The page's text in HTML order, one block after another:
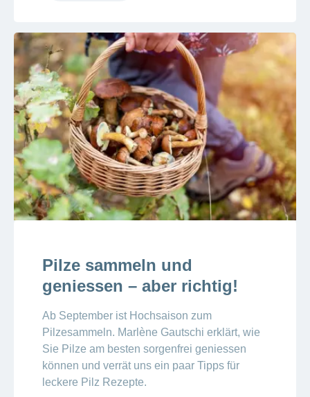
Pilze sammeln und
geniessen – aber richtig!
Ab September ist Hochsaison zum
Pilzesammeln. Marlène Gautschi erklärt, wie
Sie Pilze am besten sorgenfrei geniessen
können und verrät uns ein paar Tipps für
leckere Pilz Rezepte.